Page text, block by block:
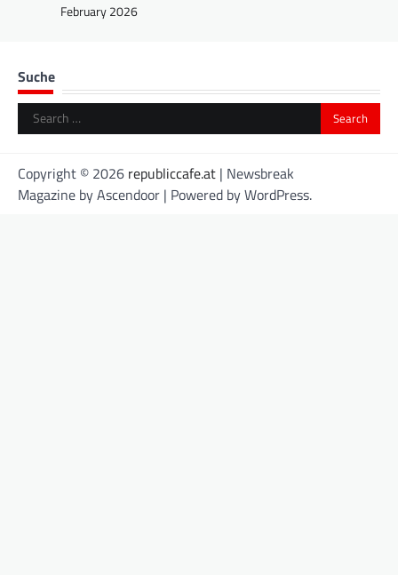
February 2026
Suche
Search
for:
Copyright © 2026 republiccafe.at | Newsbreak
Magazine byAscendoor | Powered byWordPress.